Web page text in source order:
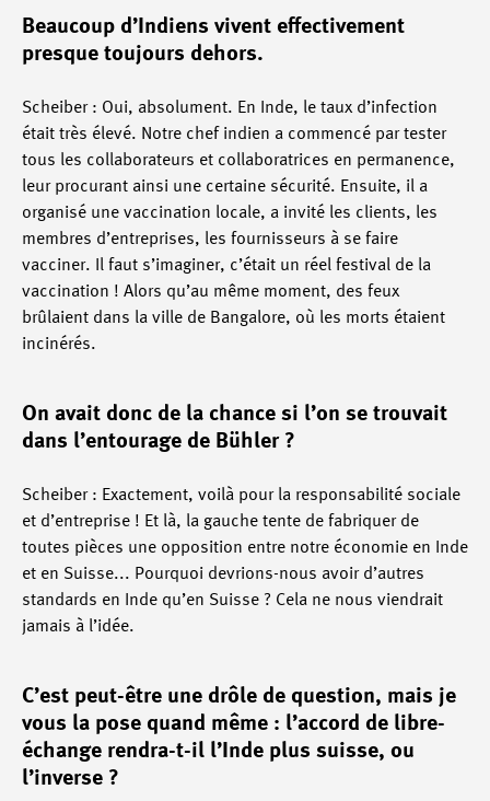
Beaucoup d’Indiens vivent effectivement
presque toujours dehors.
Scheiber : Oui, absolument. En Inde, le taux d’infection
était très élevé. Notre chef indien a commencé par tester
tous les collaborateurs et collaboratrices en permanence,
leur procurant ainsi une certaine sécurité. Ensuite, il a
organisé une vaccination locale, a invité les clients, les
membres d’entreprises, les fournisseurs à se faire
vacciner. Il faut s’imaginer, c’était un réel festival de la
vaccination ! Alors qu’au même moment, des feux
brûlaient dans la ville de Bangalore, où les morts étaient
incinérés.
On avait donc de la chance si l’on se trouvait
dans l’entourage de Bühler ?
Scheiber : Exactement, voilà pour la responsabilité sociale
et d’entreprise ! Et là, la gauche tente de fabriquer de
toutes pièces une opposition entre notre économie en Inde
et en Suisse... Pourquoi devrions-nous avoir d’autres
standards en Inde qu’en Suisse ? Cela ne nous viendrait
jamais à l’idée.
C’est peut-être une drôle de question, mais je
vous la pose quand même : l’accord de libre-
échange rendra-t-il l’Inde plus suisse, ou
l’inverse ?